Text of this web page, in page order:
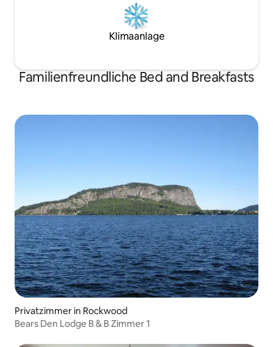
Klimaanlage
Familienfreundliche Bed and Breakfasts
Privatzimmer in Rockwood
Bears Den Lodge B & B Zimmer 1